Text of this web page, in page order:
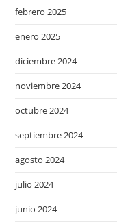
febrero 2025
enero 2025
diciembre 2024
noviembre 2024
octubre 2024
septiembre 2024
agosto 2024
julio 2024
junio 2024